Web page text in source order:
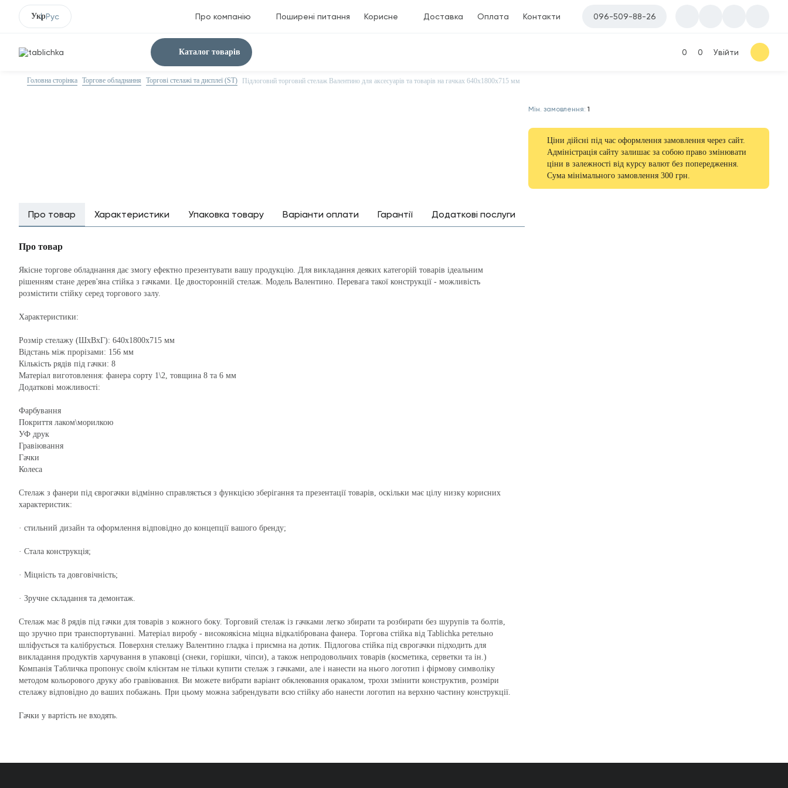
УкрРус Про компанію Поширені питання Корисне Доставка Оплата Контакти 096-509-88-26
Каталог товарів 0 0 Увійти
Головна сторінка Торгове обладнання Торгові стелажі та дисплеї (ST) Підлоговий торговий стелаж Валентино для аксесуарів та товарів на гачках 640х1800х715 мм
Мін. замовлення: 1
Ціни дійсні під час оформлення замовлення через сайт.
Адміністрація сайту залишає за собою право змінювати
ціни в залежності від курсу валют без попередження.
Сума мінімального замовлення 300 грн.
Про товар Характеристики Упаковка товару Варіанти оплати Гарантії Додаткові послуги
Про товар
Якісне торгове обладнання дає змогу ефектно презентувати вашу продукцію. Для викладання деяких категорій товарів ідеальним
рішенням стане дерев'яна стійка з гачками. Це двосторонній стелаж. Модель Валентино. Перевага такої конструкції - можливість
розмістити стійку серед торгового залу.
Характеристики:
Розмір стелажу (ШхВхГ): 640х1800х715 мм
Відстань між прорізами: 156 мм
Кількість рядів під гачки: 8
Матеріал виготовлення: фанера сорту 1\2, товщина 8 та 6 мм
Додаткові можливості:
Фарбування
Покриття лаком\морилкою
УФ друк
Гравіювання
Гачки
Колеса
Стелаж з фанери під єврогачки відмінно справляється з функцією зберігання та презентації товарів, оскільки має цілу низку корисних
характеристик:
· стильний дизайн та оформлення відповідно до концепції вашого бренду;
· Стала конструкція;
· Міцність та довговічність;
· Зручне складання та демонтаж.
Стелаж має 8 рядів під гачки для товарів з кожного боку. Торговий стелаж із гачками легко збирати та розбирати без шурупів та болтів,
що зручно при транспортуванні. Матеріал виробу - високоякісна міцна відкалібрована фанера. Торгова стійка від Tablichka ретельно
шліфується та калібрується. Поверхня стелажу Валентино гладка і приємна на дотик. Підлогова стійка під єврогачки підходить для
викладання продуктів харчування в упаковці (снеки, горішки, чіпси), а також непродовольчих товарів (косметика, серветки та ін.)
Компанія Табличка пропонує своїм клієнтам не тільки купити стелаж з гачками, але і нанести на нього логотип і фірмову символіку
методом кольорового друку або гравіювання. Ви можете вибрати варіант обклеювання оракалом, трохи змінити конструктив, розміри
стелажу відповідно до ваших побажань. При цьому можна забрендувати всю стійку або нанести логотип на верхню частину конструкції.
Гачки у вартість не входять.